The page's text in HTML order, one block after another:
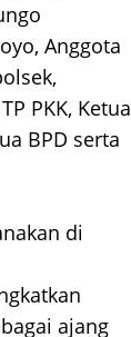
Anggota
PKK, Ketua
BPD serta
di
ajang